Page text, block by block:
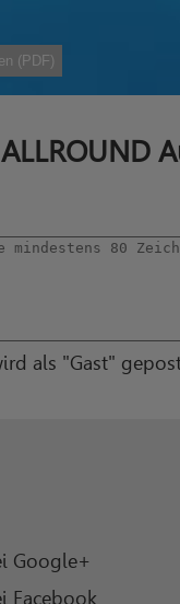
(PDF)
als "Gast"
Google+
Facebook